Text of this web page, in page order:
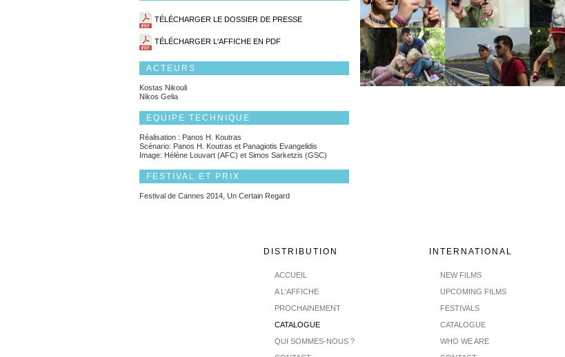
TÉLÉCHARGER LE DOSSIER DE PRESSE
TÉLÉCHARGER L'AFFICHE EN PDF
ACTEURS
Kostas Nikouli
Nikos Gelia
EQUIPE TECHNIQUE
Réalisation : Panos H. Koutras
Scénario: Panos H. Koutras et Panagiotis Evangelidis
Image: Hélène Louvart (AFC) et Simos Sarketzis (GSC)
FESTIVAL ET PRIX
Festival de Cannes 2014, Un Certain Regard
DISTRIBUTION
ACCUEIL
A L'AFFICHE
PROCHAINEMENT
CATALOGUE
QUI SOMMES-NOUS ?
INTERNATIONAL
NEW FILMS
UPCOMING FILMS
FESTIVALS
CATALOGUE
WHO WE ARE